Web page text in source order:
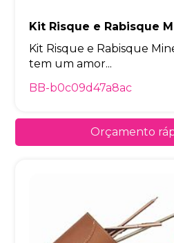
Kit Risque e Rabisque
Kit Risque e Rabisque
tem um amor...
BB-b0c09d47a8ac
Orçamento